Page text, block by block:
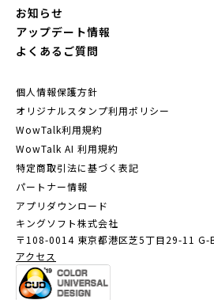
お知らせ
アップデート情報
よくあるご質問
個人情報保護方針
オリジナルスタンプ利用ポリシー
WowTalk利用規約
WowTalk AI 利用規約
特定商取引法に基づく表記
パートナー情報
アプリダウンロード
キングソフト株式会社
〒108-0014 東京都港区芝5丁目29-11 G-
アクセス